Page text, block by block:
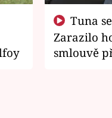
Zarazilo
smlouvě